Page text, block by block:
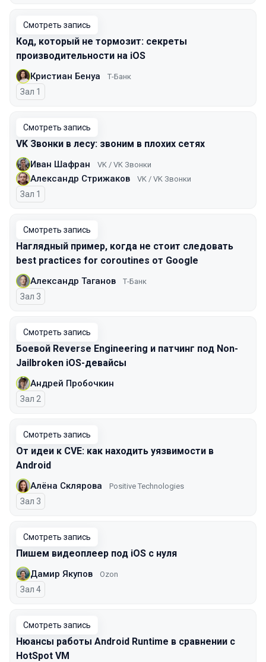
Смотреть запись
Код, который не тормозит: секреты
производительности на iOS
Кристиан Бенуа Т-Банк
Зал 1
Смотреть запись
VK Звонки в лесу: звоним в плохих сетях
Иван Шафран VK / VK Звонки
Александр Стрижаков VK / VK Звонки
Зал 1
Смотреть запись
Наглядный пример, когда не стоит следовать
best practices for coroutines от Google
Александр Таганов Т-Банк
Зал 3
Смотреть запись
Боевой Reverse Engineering и патчинг под Non-
Jailbroken iOS-девайсы
Андрей Пробочкин
Зал 2
Смотреть запись
От идеи к CVE: как находить уязвимости в
Android
Алёна Склярова Positive Technologies
Зал 3
Смотреть запись
Пишем видеоплеер под iOS с нуля
Дамир Якупов Ozon
Зал 4
Смотреть запись
Нюансы работы Android Runtime в сравнении с
HotSpot VM